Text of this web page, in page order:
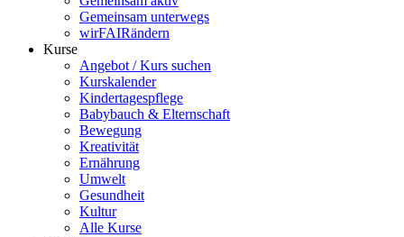
Gemeinsam unterwegs
wirFAIRändern
Kurse
Angebot / Kurs suchen
Kurskalender
Kindertagespflege
Babybauch & Elternschaft
Bewegung
Kreativität
Ernährung
Umwelt
Gesundheit
Kultur
Alle Kurse